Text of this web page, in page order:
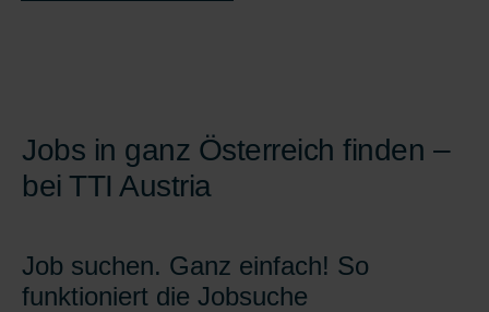
Jobs in ganz Österreich finden –
bei TTI Austria
Job suchen. Ganz einfach! So
funktioniert die Jobsuche